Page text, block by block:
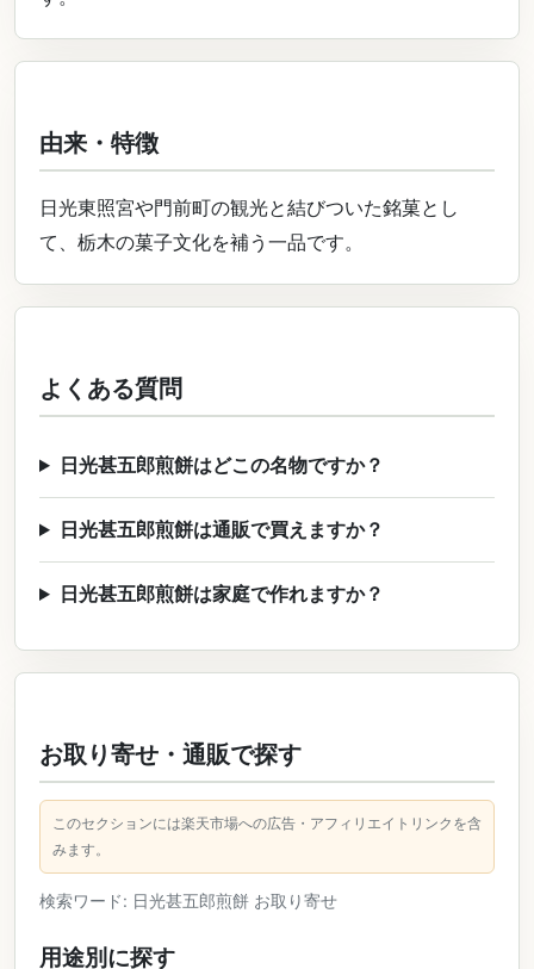
由来・特徴
日光東照宮や門前町の観光と結びついた銘菓とし
て、栃木の菓子文化を補う一品です。
よくある質問
日光甚五郎煎餅はどこの名物ですか？
日光甚五郎煎餅は通販で買えますか？
日光甚五郎煎餅は家庭で作れますか？
お取り寄せ・通販で探す
このセクションには楽天市場への広告・アフィリエイトリンクを含
みます。
検索ワード: 日光甚五郎煎餅 お取り寄せ
用途別に探す